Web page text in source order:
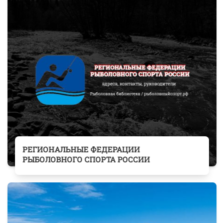
РЕГИОНАЛЬНЫЕ ФЕДЕРАЦИИ
РЫБОЛОВНОГО СПОРТА РОССИИ